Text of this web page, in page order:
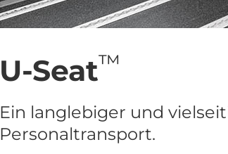
U-Seat™
Ein langlebiger und
Personaltransport.